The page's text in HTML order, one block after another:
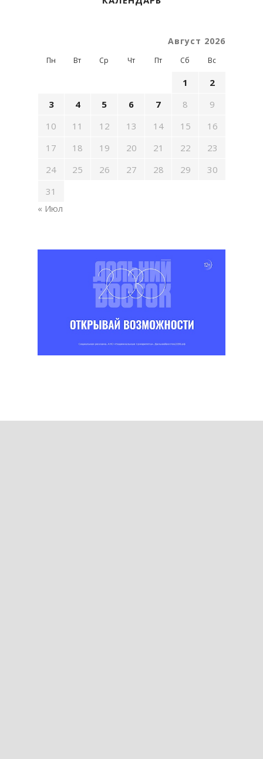
Август 2026
Пн Вт Ср Чт Пт Сб Вс
1
2
3
4 5 6 7 8
9
10
11 12 13 14 15
16
17
18 19 20 21 22
23
24
25 26 27 28 29
30
31
« Июл